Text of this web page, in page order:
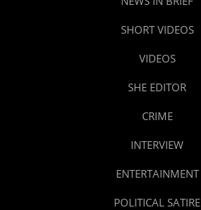
SHORT VIDEOS
VIDEOS
SHE EDITOR
CRIME
INTERVIEW
ENTERTAINMENT
POLITICAL SATIRE